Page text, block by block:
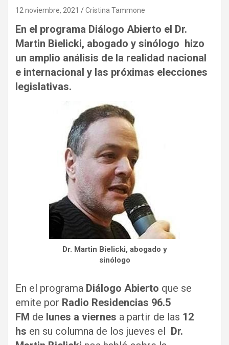
12 noviembre, 2021 Cristina Tammone
En el programa Diálogo Abierto el Dr.
Martin Bielicki, abogado y sinólogo hizo
un amplio análisis de la realidad nacional
e internacional y las próximas elecciones
legislativas.
Dr. Martin Bielicki, abogado y
sinólogo
En el programa Diálogo Abierto que se
emite por Radio Residencias 96.5
FM de lunes a viernes a partir de las 12
hs en su columna de los jueves el Dr.